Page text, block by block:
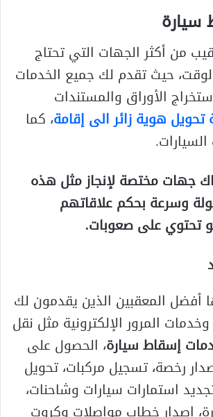
من أكثر الجهات التي تحتاج
حيث تقدم لك جميع الخدمات
الأوراق والمستندات
تحويل هوية زائر الىإقامة، كما
جهات مختصة لإنجاز مثل هذه
وسرعة بحكم علاقاتهم
تحتوي على صعوبات.
أفضل المعقبين الذين يقدمون لك
المرور الإلكترونية مثل نقل
إسقاطسيارة، الحصول على
رخصة، تسجيل مركبات، تحويل
استمارات سيارات وشاحنات،
اصدار خطاب مواصلات وكروت